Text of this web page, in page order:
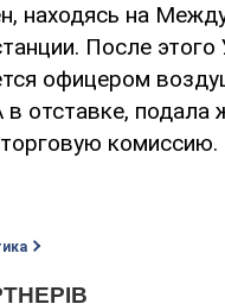
находясь на
После этого
офицером
отставке, подала
комиссию.